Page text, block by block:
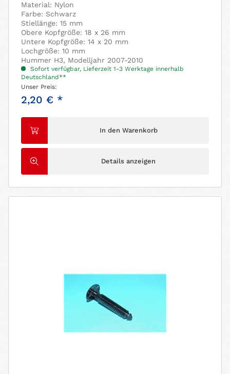
Material: Nylon
Farbe: Schwarz
Stiellänge: 15 mm
Obere Kopfgröße: 18 x 26 mm
Untere Kopfgröße: 14 x 20 mm
Lochgröße: 10 mm
Hummer H3, Modelljahr 2007-2010
Sofort verfügbar, Lieferzeit 1-3 Werktage innerhalb
Deutschland**
Unser Preis:
2,20 € *
In den Warenkorb
Details anzeigen